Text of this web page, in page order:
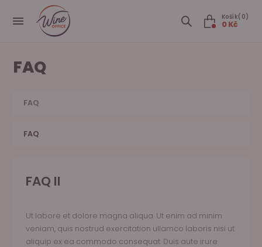
Košík(0)
0 Kč
FAQ
FAQ
FAQ
FAQ II
Ut labore et dolore magna aliqua. Ut enim ad minim
veniam, quis nostrud exercitation ullamco laboris nisi ut
aliquip ex ea commodo consequat. Duis aute irure